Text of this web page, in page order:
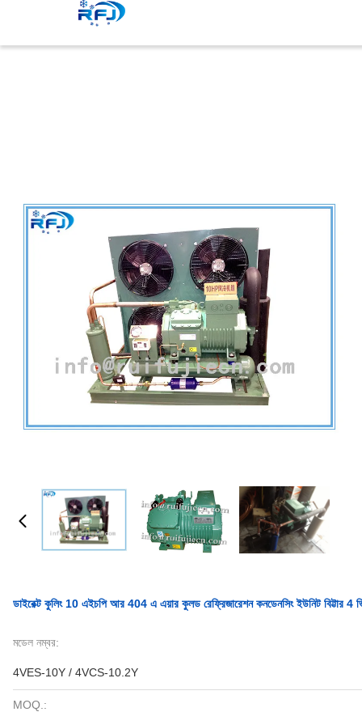
ডাইরেক্ট কুলিং 10 এইচপি আর 404 এ এয়ার কুলড রেফ্রিজারেশন কনডেনসিং ইউনিট
মডেল নম্বর:
4VES-10Y / 4VCS-10.2Y
MOQ.: